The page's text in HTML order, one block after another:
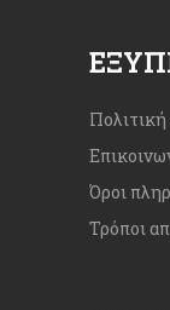
Όροι
Τρόποι